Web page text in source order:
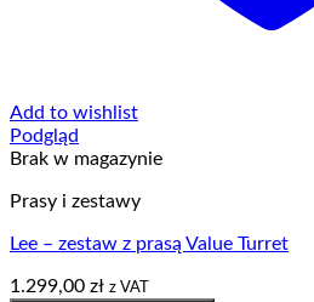
Add to wishlist
Podgląd
Brak w magazynie
Prasy i zestawy
Lee – zestaw z prasą Value Turret
1.299,00 zł z VAT